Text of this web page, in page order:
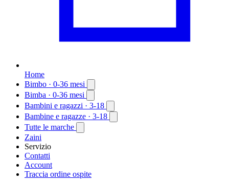
Home
Bimbo · 0-36 mesi
Bimba · 0-36 mesi
Bambini e ragazzi · 3-18
Bambine e ragazze · 3-18
Tutte le marche
Zaini
Servizio
Contatti
Account
Traccia ordine ospite